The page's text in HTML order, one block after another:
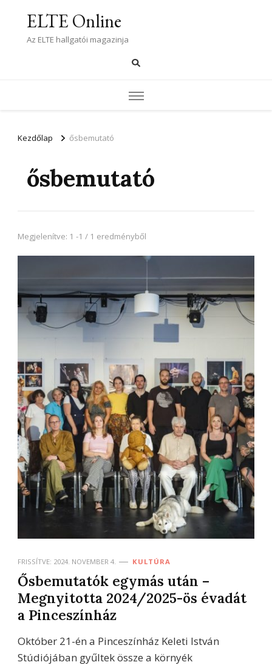
ELTE Online
Az ELTE hallgatói magazinja
Kezdőlap ősbemutató
ősbemutató
Megjelenítve: 1 -1 / 1 eredményből
FRISSÍTVE: 2024. NOVEMBER 4. KULTÚRA
Ősbemutatók egymás után –
Megnyitotta 2024/2025-ös évadát
a Pinceszínház
Október 21-én a Pinceszínház Keleti István
Stúdiójában gyűltek össze a környék